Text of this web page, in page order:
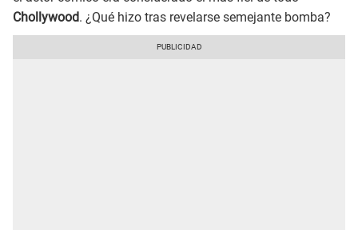
Chollywood. ¿Qué hizo tras revelarse semejante bomba?